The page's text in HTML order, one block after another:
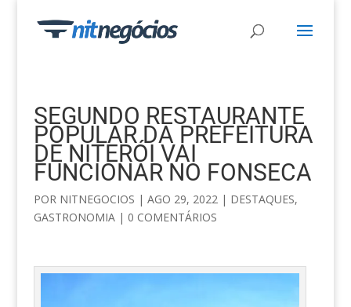
SEGUNDO RESTAURANTE
POPULAR DA PREFEITURA
DE NITERÓI VAI
FUNCIONAR NO FONSECA
POR NITNEGOCIOS | AGO 29, 2022| DESTAQUES,
GASTRONOMIA| 0 COMENTÁRIOS